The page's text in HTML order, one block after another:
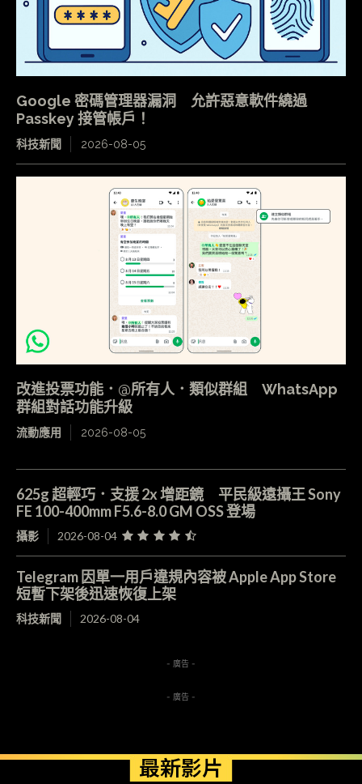
Google 密碼管理器漏洞 允許惡意軟件繞過
Passkey 接管帳戶！
科技新聞 2026-08-05
改進投票功能．@所有人．類似群組 WhatsApp
群組對話功能升級
流動應用 2026-08-05
625g 超輕巧．支援 2x 增距鏡 平民級遠攝王 Sony
FE 100-400mm F5.6-8.0 GM OSS 登場
攝影 2026-08-04
Telegram 因單一用戶違規內容被 Apple App Store
短暫下架後迅速恢復上架
科技新聞 2026-08-04
- 廣告 -
- 廣告 -
最新影片